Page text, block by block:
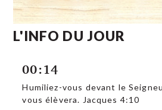
L'INFO DU JOUR
00:14
Humiliez-vous devant le
vous élèvera. Jacques 4:10